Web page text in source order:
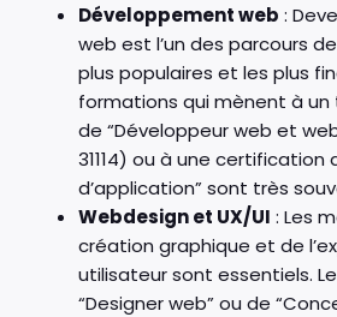
Développement web :
web est l’un des parcours
plus populaires et les plus
formations qui mènent à
de “Développeur web et
31114) ou à une certification
d’application” sont très
Webdesign et UX/UI : Les
création graphique et de
utilisateur sont essentiels.
“Designer web” ou de